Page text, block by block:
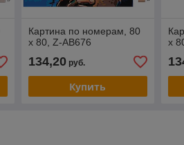
Картина по номерам, 80
х 80, Z-AB676
134,20руб.
Купить
х